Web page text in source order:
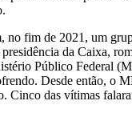
no fim de 2021, um
da Caixa,
Público Federal
Desde então, o
Cinco das vítimas